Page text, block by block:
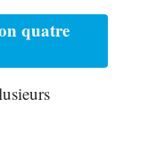
quatre